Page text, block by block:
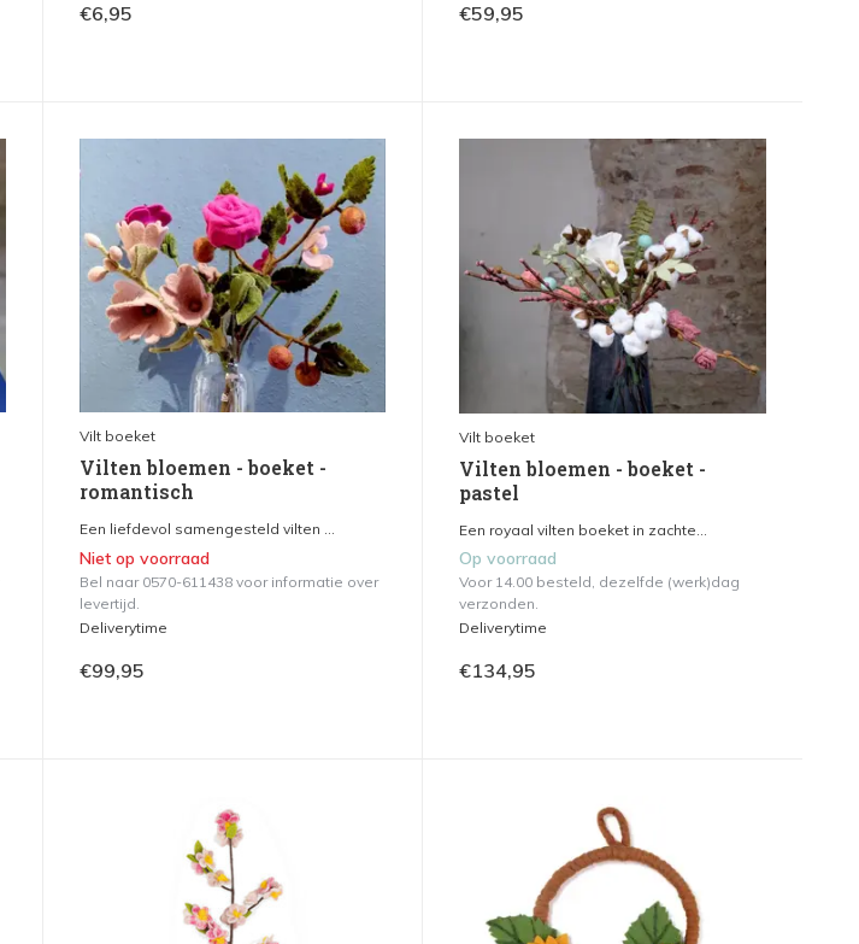
€6,95 €59,95
Vilt boeket
Vilten bloemen - boeket -
romantisch
Een liefdevol samengesteld vilten ...
Niet op voorraad
Bel naar 0570-611438 voor informatie over
levertijd.
Deliverytime
€99,95
Vilt boeket
Vilten bloemen - boeket -
pastel
Een royaal vilten boeket in zachte...
Op voorraad
Voor 14.00 besteld, dezelfde (werk)dag
verzonden.
Deliverytime
€134,95